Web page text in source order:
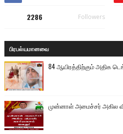
2286 Followers
பிரபல்யமானவை
84 ஆயிரத்திற்கும் அதிக
முன்னாள் அமைச்சர் அகில